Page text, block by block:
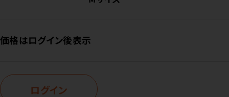
価格はログイン後表示
ログイン